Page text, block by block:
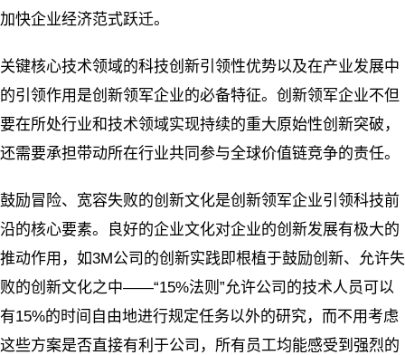
加快企业经济范式跃迁。
关键核心技术领域的科技创新引领性优势以及在产业发展中
的引领作用是创新领军企业的必备特征。创新领军企业不但
要在所处行业和技术领域实现持续的重大原始性创新突破，
还需要承担带动所在行业共同参与全球价值链竞争的责任。
鼓励冒险、宽容失败的创新文化是创新领军企业引领科技前
沿的核心要素。良好的企业文化对企业的创新发展有极大的
推动作用，如3M公司的创新实践即根植于鼓励创新、允许失
败的创新文化之中——“15%法则”允许公司的技术人员可以
有15%的时间自由地进行规定任务以外的研究，而不用考虑
这些方案是否直接有利于公司，所有员工均能感受到强烈的